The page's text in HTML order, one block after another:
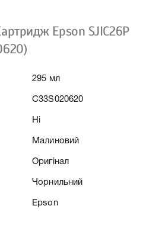
Epson SJIC26P
295 мл
C33S020620
Ні
Малиновий
Оригінал
Чорнильний
Epson